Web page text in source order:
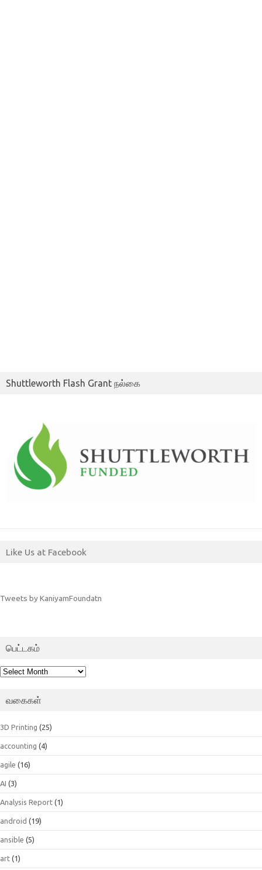
Shuttleworth Flash Grant நல்கை
Like Us at Facebook
Tweets by KaniyamFoundatn
பெட்டகம்
பெட்டகம்
வகைகள்
3D Printing (25)
accounting (4)
agile (16)
AI (3)
Analysis Report (1)
android (19)
ansible (5)
art (1)